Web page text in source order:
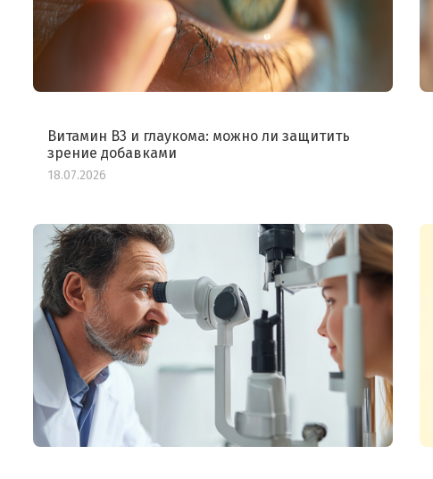
Витамин B3 и глаукома: можно ли защитить
зрение добавками
18.07.2026